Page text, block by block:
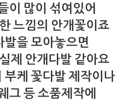
이 많이 섞여있어
느낌의 안개꽃이죠
발을 모아놓으면
제 안개다발 같아요
부케 꽃다발 제작이나
그 등 소품제작에